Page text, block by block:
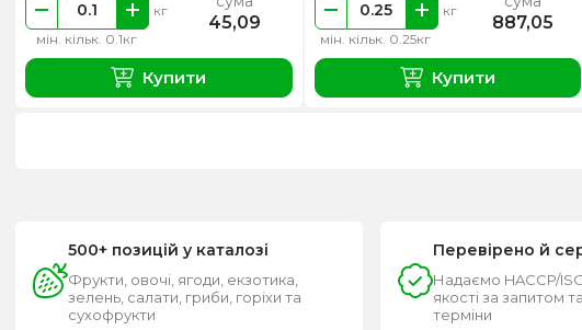
мін. кільк. 0.1кг
кг
45,09
Купити
мін. кільк. 0.25кг
кг
887,05
Купити
500+ позицій у каталозі
Фрукти, овочі, ягоди, екзотика,
зелень, салати, гриби, горіхи та
сухофрукти
Перевірено й
Надаємо HACCP/
якості за запитом
терміни